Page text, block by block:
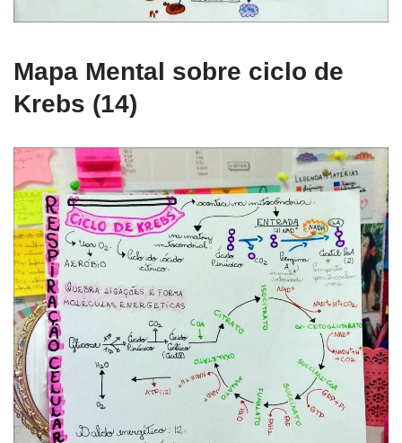
Mapa Mental sobre ciclo de
Krebs (14)